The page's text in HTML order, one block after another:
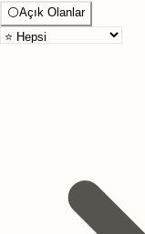
⚪Açık Olanlar